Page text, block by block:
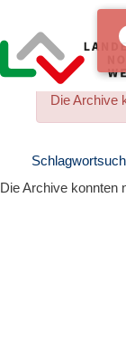
Die Archive
Die Archive konnten